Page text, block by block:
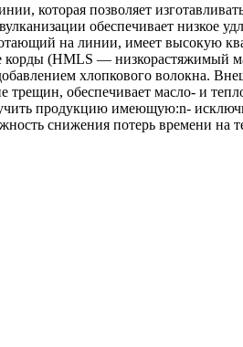
которая позволяет
обеспечивает низкое
на линии, имеет высокую
корды (HMLS — низкорастяжимый
хлопкового волокна.
обеспечивает масло- и
продукцию имеющую:n-
снижения потерь времени на